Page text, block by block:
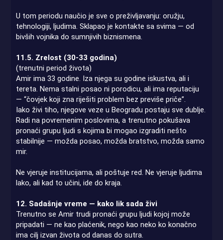
U tom periodu naučio je sve o preživljavanju: oružju,
tehnologiji, ljudima. Sklapao je kontakte sa svima — od
bivših vojnika do sumnjivih biznismena.
11.5. Zrelost (30-33 godina)
(trenutni period života)
Amir ima 33 godine. Iza njega su godine iskustva, ali i
tereta. Nema stalni posao ni porodicu, ali ima reputaciju
— “čovjek koji zna riješiti problem bez previše priče”.
Iako živi tiho, njegove veze u Beogradu postaju sve dublje.
Radi na povremenim poslovima, a trenutno pokušava
pronaći grupu ljudi s kojima bi mogao izgraditi nešto
stabilnije — možda posao, možda bratstvo, možda samo
mir.
Ne vjeruje institucijama, ali poštuje red. Ne vjeruje ljudima
lako, ali kad to učini, ide do kraja.
12. Sadašnje vreme — kako lik sada živi
Trenutno se Amir trudi pronaći grupu ljudi kojoj može
pripadati — ne kao plaćenik, nego kao neko ko konačno
ima cilj izvan života od danas do sutra.